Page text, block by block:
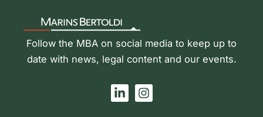
Follow the MBA on social media to keep up to
date with news, legal content and our events.
L
i
I
n